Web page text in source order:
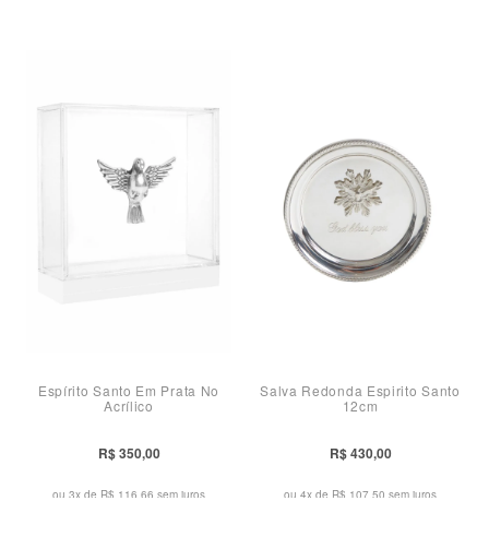
Espírito Santo Em Prata No
Acrílico
R$ 350,00
ou 3x de R$ 116,66 sem juros
Salva Redonda Espirito Santo
12cm
R$ 430,00
ou 4x de R$ 107,50 sem juros